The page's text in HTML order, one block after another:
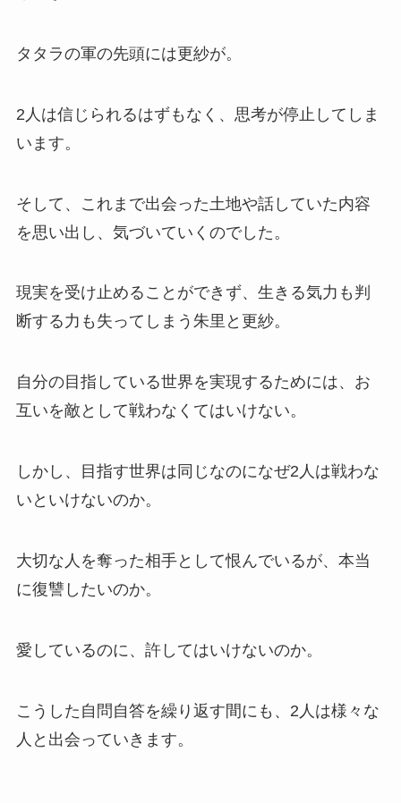
タタラの軍の先頭には更紗が。
2人は信じられるはずもなく、思考が停止してしま
います。
そして、これまで出会った土地や話していた内容
を思い出し、気づいていくのでした。
現実を受け止めることができず、生きる気力も判
断する力も失ってしまう朱里と更紗。
自分の目指している世界を実現するためには、お
互いを敵として戦わなくてはいけない。
しかし、目指す世界は同じなのになぜ2人は戦わな
いといけないのか。
大切な人を奪った相手として恨んでいるが、本当
に復讐したいのか。
愛しているのに、許してはいけないのか。
こうした自問自答を繰り返す間にも、2人は様々な
人と出会っていきます。